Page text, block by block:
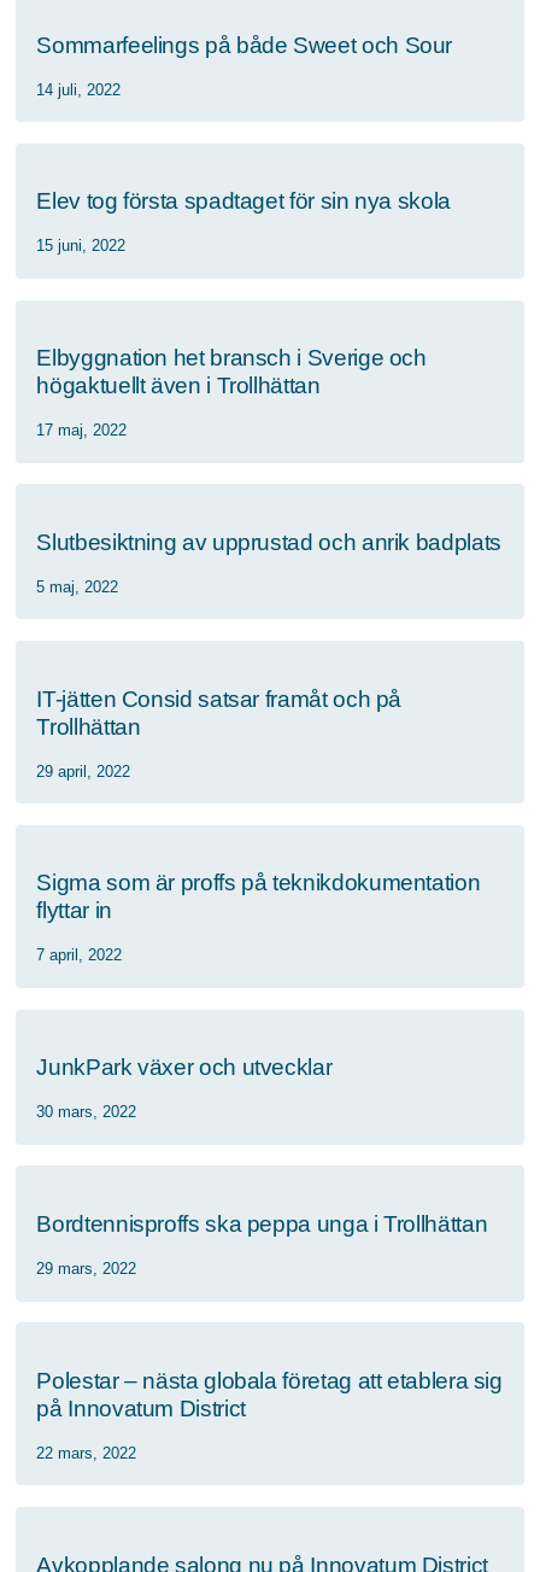
Sommarfeelings på både Sweet och Sour
14 juli, 2022
Elev tog första spadtaget för sin nya skola
15 juni, 2022
Elbyggnation het bransch i Sverige och
högaktuellt även i Trollhättan
17 maj, 2022
Slutbesiktning av upprustad och anrik badplats
5 maj, 2022
IT-jätten Consid satsar framåt och på
Trollhättan
29 april, 2022
Sigma som är proffs på teknikdokumentation
flyttar in
7 april, 2022
JunkPark växer och utvecklar
30 mars, 2022
Bordtennisproffs ska peppa unga i Trollhättan
29 mars, 2022
Polestar – nästa globala företag att etablera sig
på Innovatum District
22 mars, 2022
Avkopplande salong nu på Innovatum District